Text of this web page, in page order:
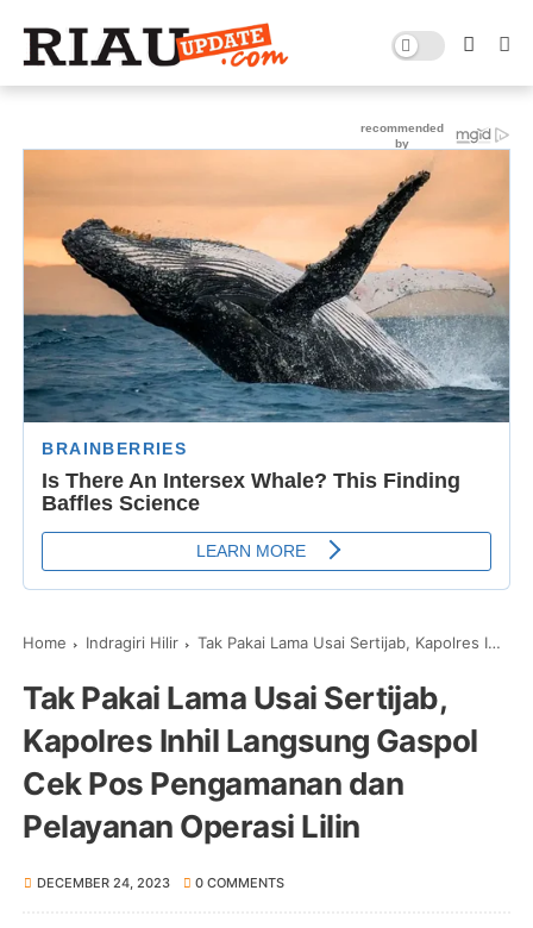
Home Indragiri Hilir Tak Pakai Lama Usai Sertijab, Kapolres Inhil Langsung Gaspol Cek Pos Pengamanan dan Pelayanan Operasi Lilin
Tak Pakai Lama Usai Sertijab,
Kapolres Inhil Langsung Gaspol
Cek Pos Pengamanan dan
Pelayanan Operasi Lilin
DECEMBER 24, 2023 0 COMMENTS